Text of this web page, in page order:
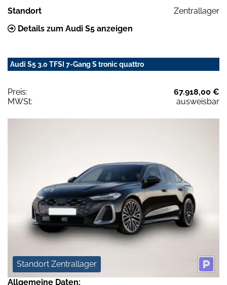
Standort
Zentrallager
Details zum Audi S5 anzeigen
Audi S5 3.0 TFSI 7-Gang S tronic quattro
Preis:
67.918,00 €
MWSt:
ausweisbar
Standort Zentrallager
Allgemeine Daten: